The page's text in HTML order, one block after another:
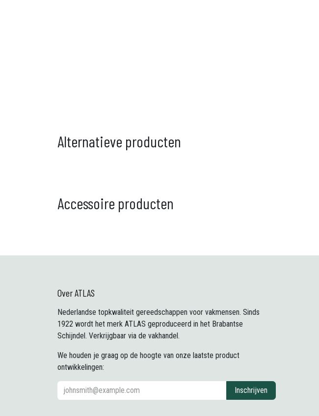
Alternatieve producten
Accessoire producten
Over ATLAS
Nederlandse topkwaliteit gereedschappen voor vakmensen. Sinds
1922 wordt het merk ATLAS geproduceerd in het Brabantse
Schijndel. Verkrijgbaar via de vakhandel.
We houden je graag op de hoogte van onze laatste product
ontwikkelingen:
Inschrijven